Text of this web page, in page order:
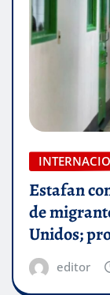
Estafan
de
Unidos;
editor